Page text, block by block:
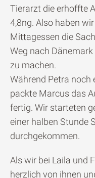
Tierarzt die erhoffte
4,8ng. Also haben
Mittagessen die
Weg nach
zu machen.
Während Petra noch
packte Marcus das
fertig. Wir starteten
einer halben Stunde
durchgekommen.
Als wir bei Laila und
herzlich von ihnen